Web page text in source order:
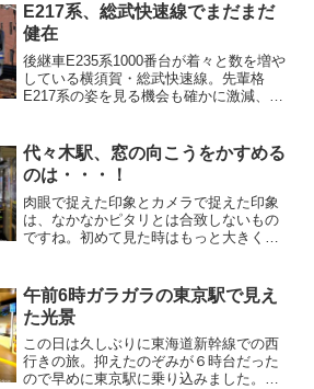
ましょう。大白川駅。
E217系、総武快速線でまだまだ
健在
後継車E235系1000番台が着々と数を増や
している横須賀・総武快速線。先輩格
E217系の姿を見る機会も確かに激減、と
アキャラ化していますね。
代々木駅、窓の向こうをかすめる
のは・・・！
肉眼で捉えた印象とカメラで捉えた印象
は、なかなかピタリとは合致しないもの
ですね。初めて見た時はもっと大きく見
ぇ(^ ^;;また人が少なそうな時に試してみ
ようと思います。おまけカットは東口の
ファサード。曲線がレトロな感じで西口
より好ましく感じています
午前6時ガラガラの東京駅で見え
た光景
この日は久しぶりに東海道新幹線での西
行きの旅。抑えたのぞみが６時台だった
ので早めに東京駅に乗り込みました。GW